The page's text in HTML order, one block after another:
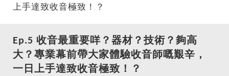
上手達致收音極致！？
Ep.5 收音最重要咩？器材？技術？夠高
大？專業幕前帶大家體驗收音師嘅艱辛，
一日上手達致收音極致！？